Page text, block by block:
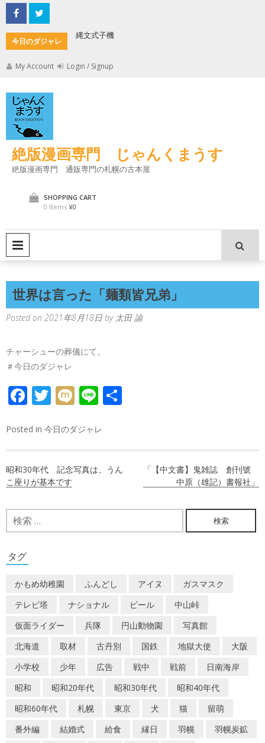
Skip
to
content
今日のダジャレ
縄文式子機
My Account Login / Signup
絶版漫画専門 じゃんくまうす
絶版漫画専門 通販専門の札幌の古本屋
SHOPPING CART
0 Items ¥0
世界は言った「麺類皆兄弟」
Posted on 2021年8月18日 by 太田 諭
チャーシューの葬儀にて。
＃今日のダジャレ
FACEBOOK
TWITTER
MIXILINE
Posted in 今日のダジャレ
稿
ビ
ー
シ
ョ
ン
昭和30年代 記念写真は、うん
こ座りが基本です
「【中文書】鬼雑誌 創刊號
中原（雄記）書報社」
検
索:
タグ
かもめ幼稚園 ふんどし アイヌ
ガスマスク
テレビ塔
ナショナル ビール
中山峠
仮面ライダー
兵隊 円山動物園
写真館
北海道
取材 古丹別 国鉄 地獄大使
大阪
小学校
少年 広告 戦中 戦前
日南海岸
昭和
昭和20年代 昭和30年代
昭和40年代
昭和60年代
札幌 東京 犬 猫
留萌
番外編
結婚式 給食 縁日 羽幌
羽幌炭鉱